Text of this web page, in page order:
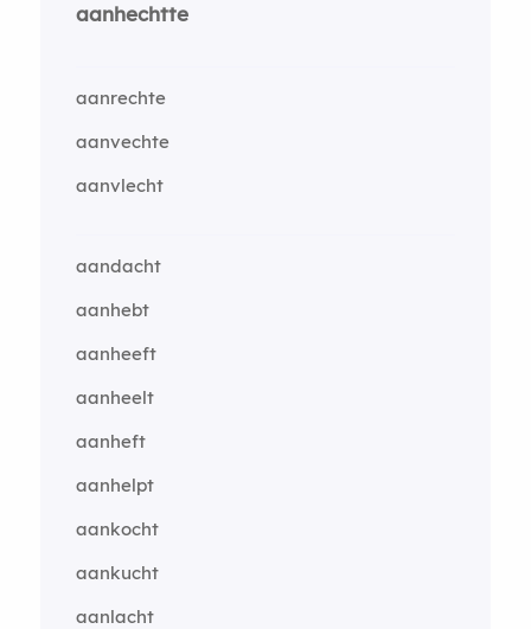
aanhechtte
aanrechte
aanvechte
aanvlecht
aandacht
aanhebt
aanheeft
aanheelt
aanheft
aanhelpt
aankocht
aankucht
aanlacht